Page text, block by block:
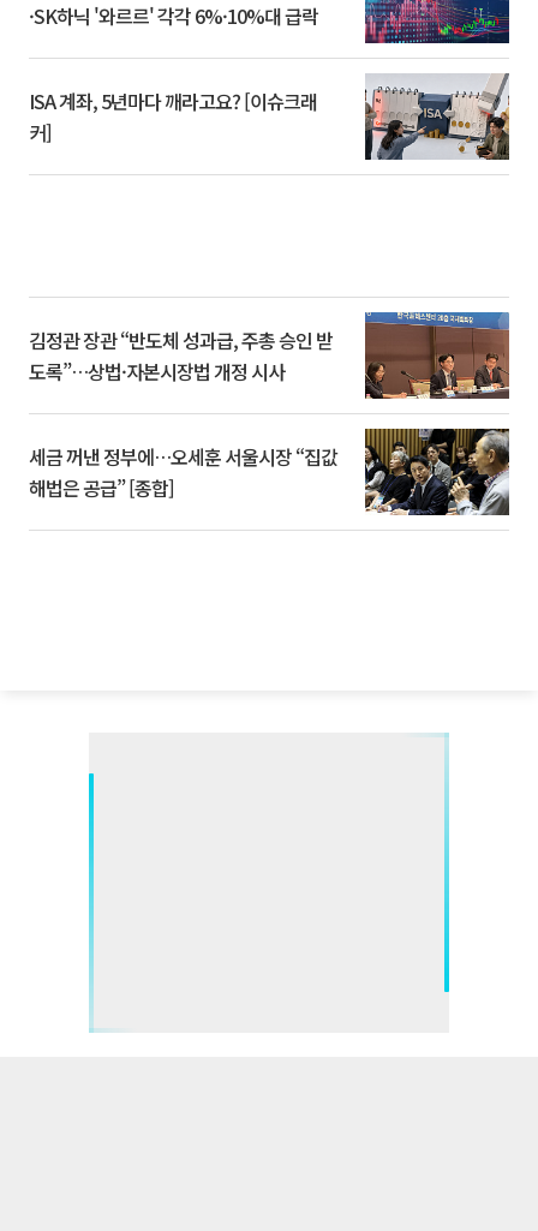
·SK하닉 '와르르' 각각 6%·10%대 급락
ISA 계좌, 5년마다 깨라고요? [이슈크래
커]
김정관 장관 “반도체 성과급, 주총 승인 받
도록”…상법·자본시장법 개정 시사
세금 꺼낸 정부에…오세훈 서울시장 “집값
해법은 공급” [종합]